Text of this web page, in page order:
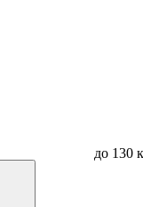
до 130